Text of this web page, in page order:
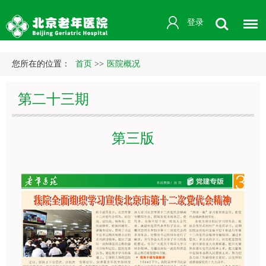
登录
您所在的位置： 首页 >> 医院概况
第二十三期
第三版